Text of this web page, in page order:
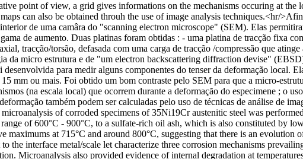
point of view, a grid gives informations on the mechanisms occuring at the
can also be obtained throuh the use of image analysis techniques.<hr/
de uma camâra do "scanning electron microscope" (SEM). Elas
de aumento. Duas platinas foram obtidas : - uma platina de tracção fixa
tracção/torsão, defasada com uma carga de tracção /compressão que
da micro estrutura e de "um electron backscattering diffraction devise"
para medir alguns componentes do tenser da deformação local.
mm ou mais. Foi obtido um bom contraste pelo SEM para que a micro-
(na escala local) que ocorrem durante a deformação do especimene ; o
também podem ser calculadas pelo uso de técnicas de análise de
of corroded specimens of 35Ni19Cr austenitic steel was
of 600°C - 900°C, to a sulfate-rich oil ash, which is also constituted by
at 715°C and around 800°C, suggesting that there is an evolution
the interface metal/scale let characterize three corrosion mechanisms
Microanalysis also provided evidence of internal degradation at